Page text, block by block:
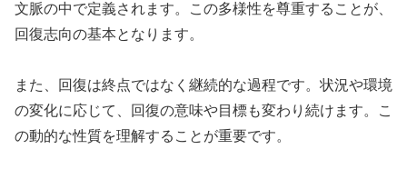
文脈の中で定義されます。この多様性を尊重することが、
回復志向の基本となります。
また、回復は終点ではなく継続的な過程です。状況や環境
の変化に応じて、回復の意味や目標も変わり続けます。こ
の動的な性質を理解することが重要です。